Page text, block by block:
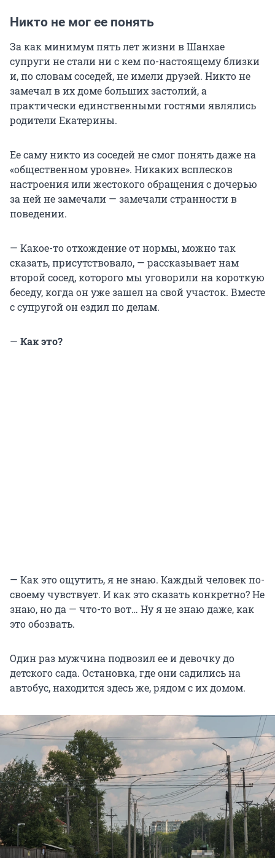
Никто не мог ее понять
За как минимум пять лет жизни в Шанхае
супруги не стали ни с кем по-настоящему близки
и, по словам соседей, не имели друзей. Никто не
замечал в их доме больших застолий, а
практически единственными гостями являлись
родители Екатерины.
Ее саму никто из соседей не смог понять даже на
«общественном уровне». Никаких всплесков
настроения или жестокого обращения с дочерью
за ней не замечали — замечали странности в
поведении.
— Какое-то отхождение от нормы, можно так
сказать, присутствовало, — рассказывает нам
второй сосед, которого мы уговорили на короткую
беседу, когда он уже зашел на свой участок. Вместе
с супругой он ездил по делам.
— Как это?
— Как это ощутить, я не знаю. Каждый человек по-
своему чувствует. И как это сказать конкретно? Не
знаю, но да — что-то вот… Ну я не знаю даже, как
это обозвать.
Один раз мужчина подвозил ее и девочку до
детского сада. Остановка, где они садились на
автобус, находится здесь же, рядом с их домом.